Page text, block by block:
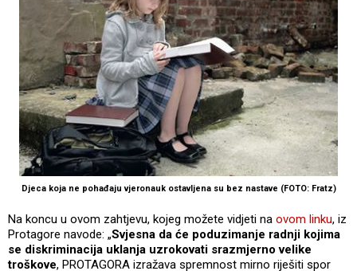
Djeca koja ne pohađaju vjeronauk ostavljena su bez nastave (FOTO: Fratz)
Na koncu u ovom zahtjevu, kojeg možete vidjeti na ovom linku, iz
Protagore navode: „Svjesna da će poduzimanje radnji kojima
se diskriminacija uklanja uzrokovati srazmjerno velike
troškove, PROTAGORA izražava spremnost mirno riješiti spor